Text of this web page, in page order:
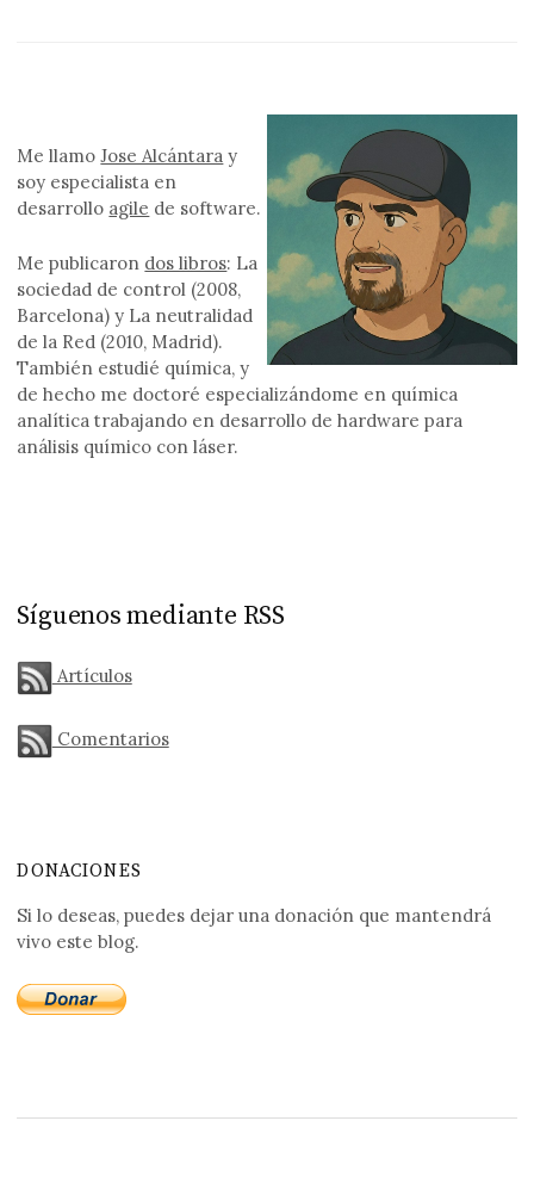
Me llamoJose Alcántara y
soy especialista en
desarrollo agile de software.
Me publicaron dos libros: La
sociedad de control (2008,
Barcelona) y La neutralidad
de la Red (2010, Madrid).
También estudié química, y
de hecho me doctoré especializándome en química
analítica trabajando en desarrollo de hardware para
análisis químico con láser.
Síguenos mediante RSS
Artículos
Comentarios
DONACIONES
Si lo deseas, puedes dejar una donación que mantendrá
vivo este blog.